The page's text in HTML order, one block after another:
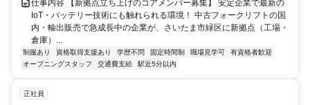
仕事内容 【新拠点立ち上げのコアメンバー募集】 安定企業で最新の
IoT・バッテリー技術にも触れられる環境！ 中古フォークリフトの国
内・輸出販売で急成長中の企業が、さいたま市緑区に新拠点（工場・
倉庫）...
制服あり 資格取得支援あり 学歴不問 固定時間制 職場見学可
有資格者歓迎
オープニングスタッフ
交通費支給 駅近5分以内
正社員